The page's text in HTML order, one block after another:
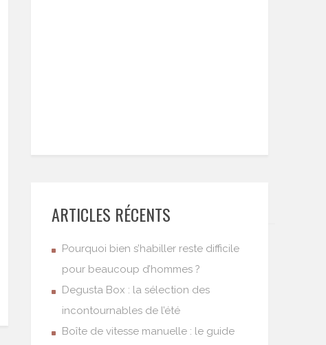
ARTICLES RÉCENTS
Pourquoi bien s’habiller reste difficile
pour beaucoup d’hommes ?
Degusta Box : la sélection des
incontournables de l’été
Boîte de vitesse manuelle : le guide